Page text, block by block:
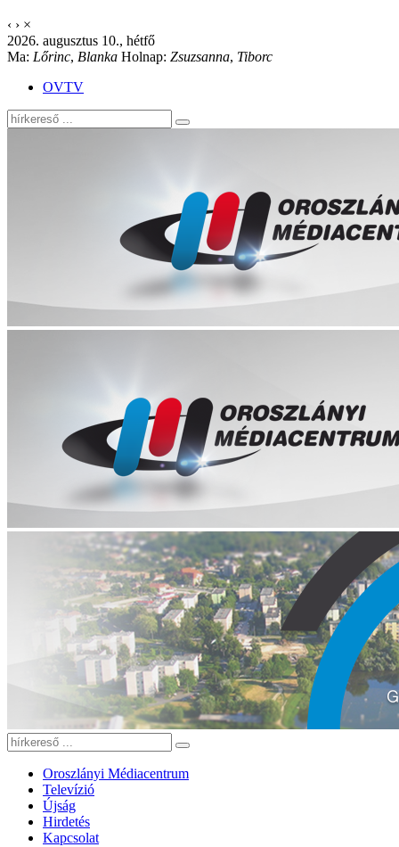
‹ › ×
2026. augusztus 10., hétfő
Ma: Lőrinc, Blanka Holnap: Zsuzsanna, Tiborc
OVTV
Oroszlányi Médiacentrum
Televízió
Újság
Hirdetés
Kapcsolat